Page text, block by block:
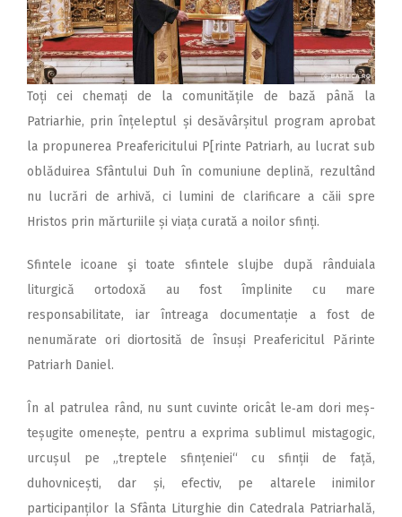
Toți cei chemați de la co­mu­nitățile de bază până la
Patriarhie, prin înțeleptul și desăvârșitul program aprobat
la propunerea Preafericitului P[rinte Patriarh, au lucrat sub
oblăduirea Sfântului Duh în comuniune deplină, rezultând
nu lucrări de arhivă, ci lumini de clarificare a căii spre
Hristos prin mărturiile și viața curată a noilor sfinți.
Sfintele icoane şi toate sfintele slujbe după rânduiala
liturgică ortodoxă au fost împlinite cu mare
responsabilitate, iar întreaga documentație a fost de
nenumărate ori diortosită de însuși Preafericitul Părinte
Patriarh Daniel.
În al patrulea rând, nu sunt cuvinte oricât le‑am dori meș­
teșugite omenește, pentru a exprima sublimul mistagogic,
urcușul pe „treptele sfințeniei“ cu sfinții de față,
duhovnicești, dar și, efectiv, pe altarele inimilor
participanților la Sfânta Liturghie din Catedrala Patriarhală,